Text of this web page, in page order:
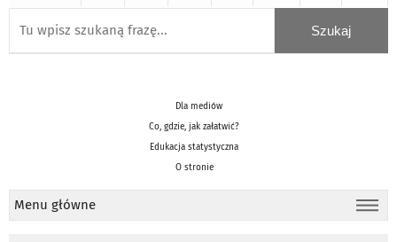
Dla mediów
Co, gdzie, jak załatwić?
Edukacja statystyczna
O stronie
Menu główne